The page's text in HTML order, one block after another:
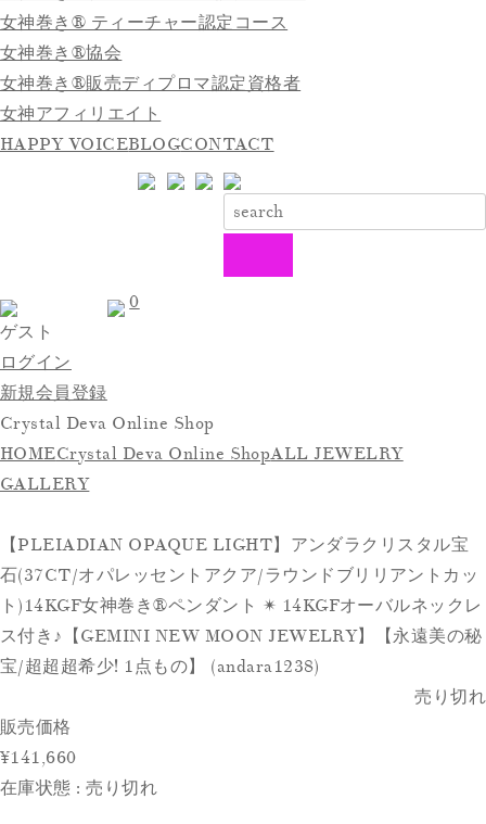
女神巻き® ティーチャー認定コース
女神巻き®協会
女神巻き®販売ディプロマ認定資格者
女神アフィリエイト
HAPPY VOICEBLOGCONTACT
ゲスト
ログイン
新規会員登録
0
Crystal Deva Online Shop
HOMECrystal Deva Online ShopALL JEWELRY
GALLERY
【PLEIADIAN OPAQUE LIGHT】アンダラクリスタル宝
石(37CT/オパレッセントアクア/ラウンドブリリアントカッ
ト)14KGF女神巻き®︎ペンダント ✴︎ 14KGFオーバルネックレ
ス付き♪【GEMINI NEW MOON JEWELRY】【永遠美の秘
宝/超超超希少! 1点もの】 (andara1238)
売り切れ
販売価格
¥141,660
在庫状態 : 売り切れ